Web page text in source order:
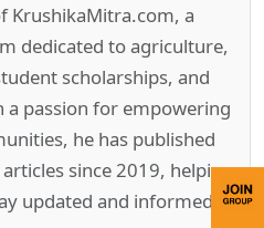
KrushikaMitra.com, a
dedicated to agriculture,
scholarships, and
passion for empowering
he has published
since 2019, helping
updated and informed.